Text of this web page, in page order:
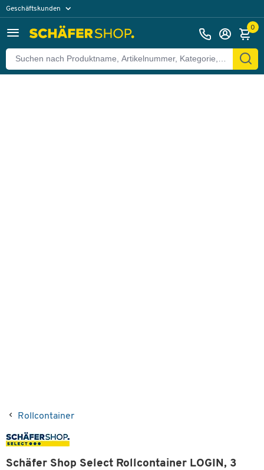
Geschäftskunden
0
Rollcontainer
Schäfer Shop Select Rollcontainer LOGIN, 3
Zurück